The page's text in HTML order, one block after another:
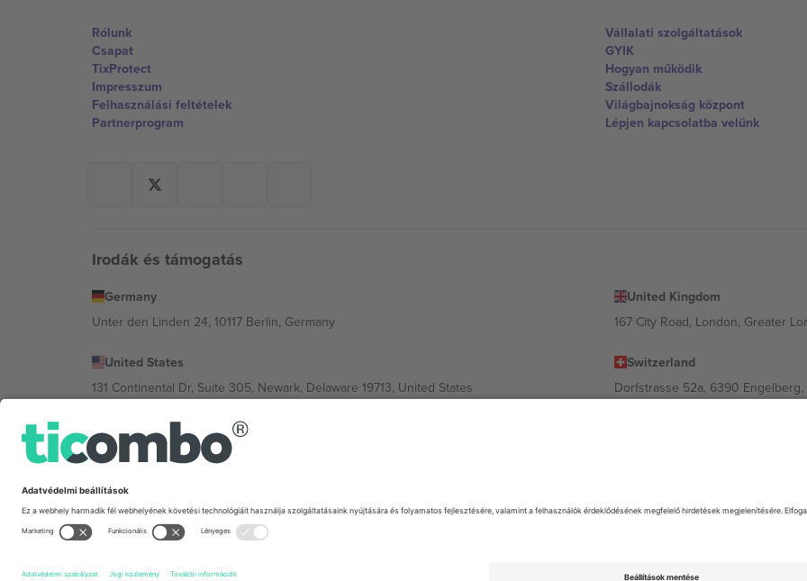
Rólunk
Csapat
TixProtect
Impresszum
Felhasználási feltételek
Partnerprogram
Vállalati szolgáltatások
GYIK
Hogyan működik
Szállodák
Világbajnokság központ
Lépjen kapcsolatba velünk
Irodák és támogatás
Germany
Unter den Linden 24, 10117 Berlin, Germany
United Kingdom
167 City Road, London, Greater
United States
131 Continental Dr, Suite 305, Newark, Delaware 19713, United States
Switzerland
Dorfstrasse 52a, 6390
Bulgaria
Regus Sofia City West, bul Totleben 53-55, 1606 Sofia, Bulgaria
Mexico
Av Chapultepec 360, Roma Norte, Cuauhtémoc, 06700 Ciudad de México, CDMX, Mexico
Feltételeket., Impresszumés